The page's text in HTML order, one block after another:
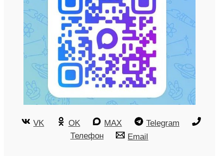
VK OK MAX
Telegram
Телефон
Email